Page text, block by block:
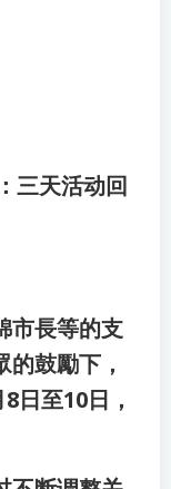
三天活动回
市長等的支
鼓勵下，
日至10日，